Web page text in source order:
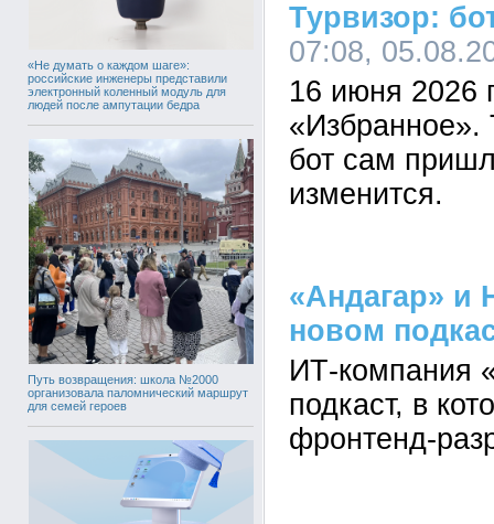
«Не думать о каждом шаге»:
российские инженеры представили
электронный коленный модуль для
людей после ампутации бедра
Путь возвращения: школа №2000
организовала паломнический маршрут
для семей героев
Турвизор:
07:08,
16 июня 2026
«Избранное».
бот сам
изменится.
«Андагар» и
новом
ИТ-компания
подкаст, в
фронтенд-